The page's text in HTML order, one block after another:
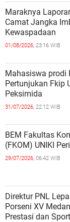
Maraknya
Camat Jangka
Kewaspadaan
01/08/2026, 23:16 WIB
Mahasiswa prodi
Pertunjukan Fkip
Peksimida
31/07/2026, 22:12 WIB
BEM Fakultas
(FKOM)
29/07/2026, 06:42 WIB
Direktur PNL
Porseni XV
Prestasi dan